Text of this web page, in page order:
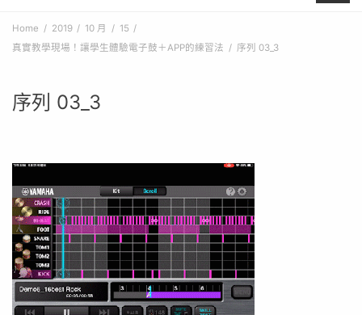
Home 2019 10 月
15
真實教學現場！讓學生體驗電子鼓＋APP的練習法
序列 03_3
序列 03_3